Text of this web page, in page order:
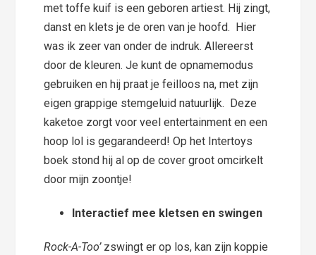
met toffe kuif is een geboren artiest. Hij zingt,
danst en klets je de oren van je hoofd. Hier
was ik zeer van onder de indruk. Allereerst
door de kleuren. Je kunt de opnamemodus
gebruiken en hij praat je feilloos na, met zijn
eigen grappige stemgeluid natuurlijk. Deze
kaketoe zorgt voor veel entertainment en een
hoop lol is gegarandeerd! Op het Intertoys
boek stond hij al op de cover groot omcirkelt
door mijn zoontje!
Interactief mee kletsen en swingen
Rock-A-Too’zswingt er op los, kan zijn koppie